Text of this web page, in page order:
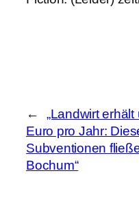
←
„Landwirt
Euro pro Jahr:
Subventionen
Bochum“